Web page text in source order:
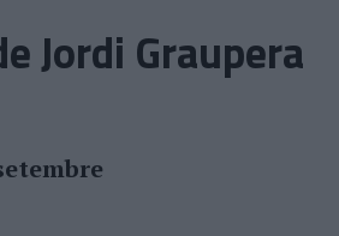
Jordi Graupera